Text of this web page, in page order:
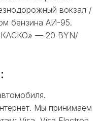
вокзал /
бензина АИ-95.
— 20 BYN/
Мы принимаем